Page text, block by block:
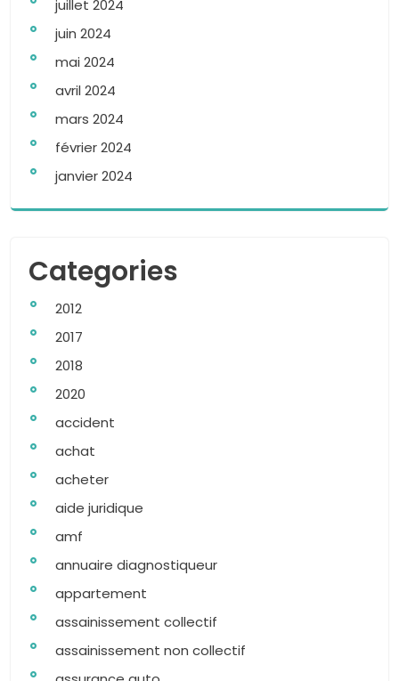
juillet 2024
juin 2024
mai 2024
avril 2024
mars 2024
février 2024
janvier 2024
Categories
2012
2017
2018
2020
accident
achat
acheter
aide juridique
amf
annuaire diagnostiqueur
appartement
assainissement collectif
assainissement non collectif